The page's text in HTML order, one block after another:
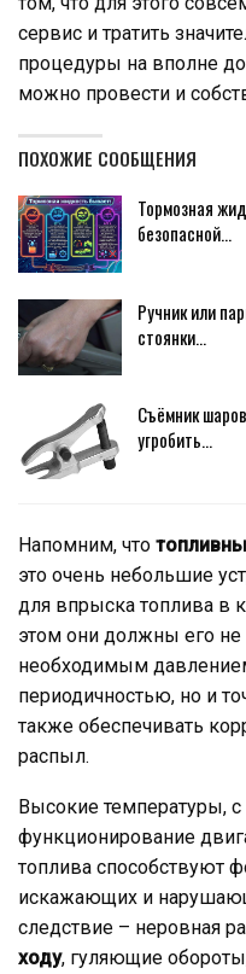
сервис и тратить
процедуры на вполне
можно провести и
ПОХОЖИЕ СООБЩЕНИЯ
Тормозная
безопасной…
Ручник или
стоянки…
Съёмник
угробить…
Напомним, что
это очень небольшие
для впрыска топлива в
этом они должны его не
необходимым
периодичностью, но и
также обеспечивать
распыл.
Высокие температуры,
функционирование
топлива способствуют
искажающих и
следствие – неровная
ходу, гуляющие